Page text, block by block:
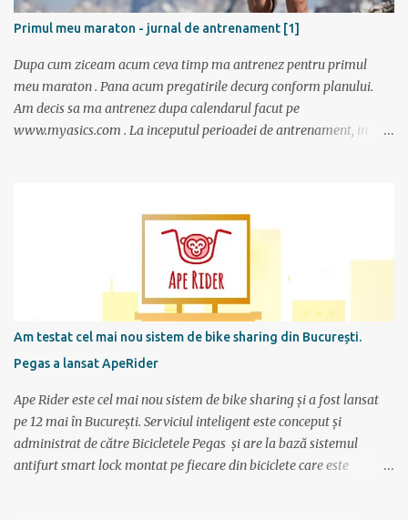
Primul meu maraton - jurnal de antrenament [1]
Dupa cum ziceam acum ceva timp ma antrenez pentru primul
meu maraton . Pana acum pregatirile decurg conform planului.
Am decis sa ma antrenez dupa calendarul facut pe
www.myasics.com . La inceputul perioadei de antrenament, in
saptamana imi propun sa alerg (de doua ori), care sunt zilele
preferate de antrenament. Apoi site-ul mi-a generat un calendar
pentru urmatoarele luni imi care mi se spune cati km am de
alergat la fiecare antrenament si ce timp ar trebui sa scot.
Consider ca este un program foarte bun mai ales ca nu am un
antrenor asa cum au sportivii profesionisti si oricine si-l poate crea
foarte simplu; se alterneaza antrenamente mai scurte cu
antrenamente mai lungi, apoi din nou mai scurte dar trebuie
obtinuti timpi mai buni, ceea ce fortifica muschii si creeaza cadrul
pentru a avansa apoi...
Am testat cel mai nou sistem de bike sharing din București.
Pegas a lansat ApeRider
Ape Rider este cel mai nou sistem de bike sharing și a fost lansat
pe 12 mai în București. Serviciul inteligent este conceput și
administrat de către Bicicletele Pegas și are la bază sistemul
antifurt smart lock montat pe fiecare din biciclete care este